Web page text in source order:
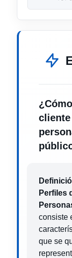
Perfiles
consiste
que se